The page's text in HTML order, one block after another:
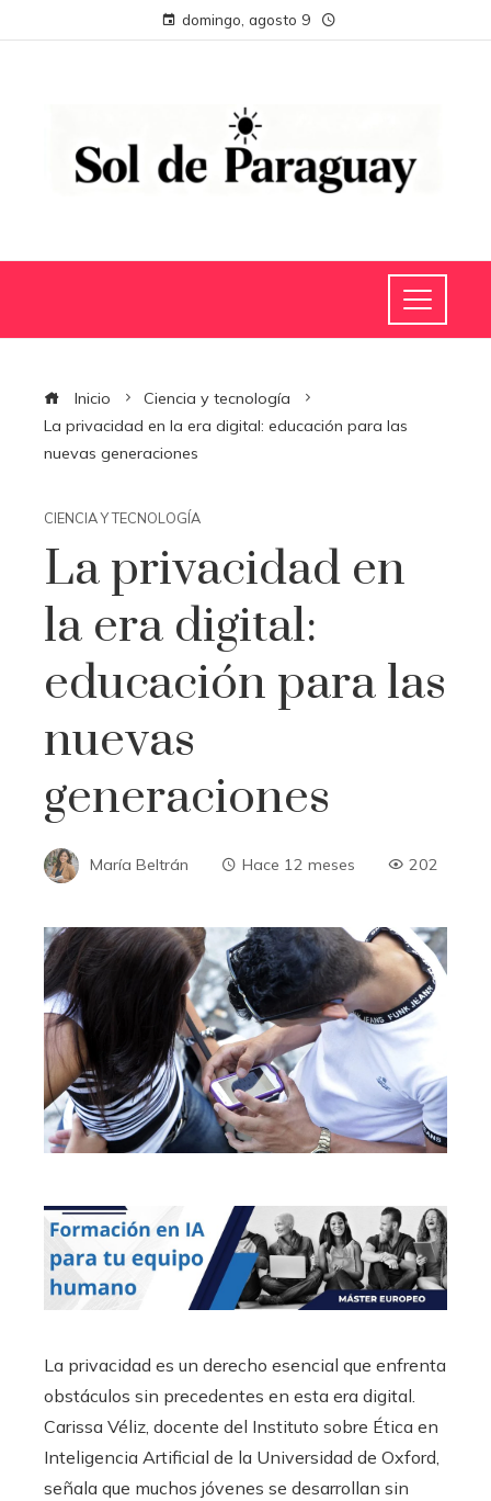
domingo, agosto 9
Inicio
Ciencia y tecnología
La privacidad en la era digital: educación para las
nuevas generaciones
CIENCIA Y TECNOLOGÍA
La privacidad en
la era digital:
educación para las
nuevas
generaciones
María Beltrán Hace 12 meses 202
La privacidad es un derecho esencial que enfrenta
obstáculos sin precedentes en esta era digital.
Carissa Véliz, docente del Instituto sobre Ética en
Inteligencia Artificial de la Universidad de Oxford,
señala que muchos jóvenes se desarrollan sin